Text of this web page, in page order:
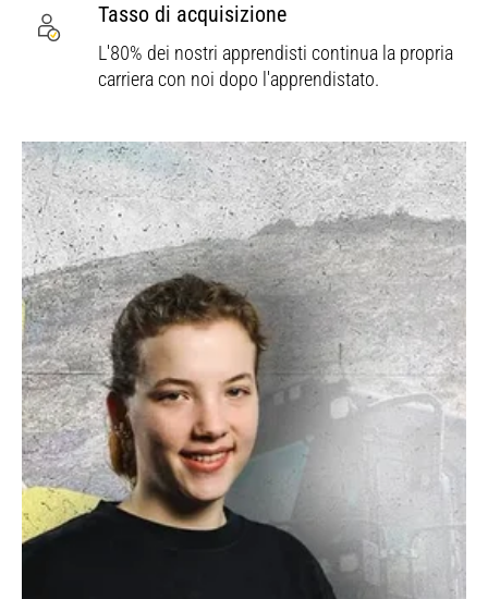
Tasso di acquisizione
L'80% dei nostri apprendisti continua la propria
carriera con noi dopo l'apprendistato.